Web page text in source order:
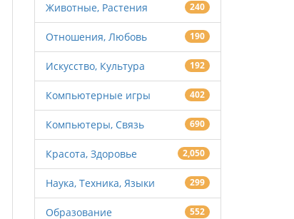
Животные, Растения 240
Отношения, Любовь 190
Искусство, Культура 192
Компьютерные игры 402
Компьютеры, Связь 690
Красота, Здоровье 2,050
Наука, Техника, Языки 299
Образование 552